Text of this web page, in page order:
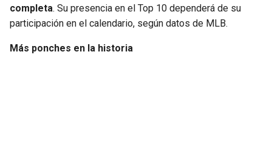
completa. Su presencia en el Top 10 dependerá de su
participación en el calendario, según datos de MLB.
Más ponches en la historia